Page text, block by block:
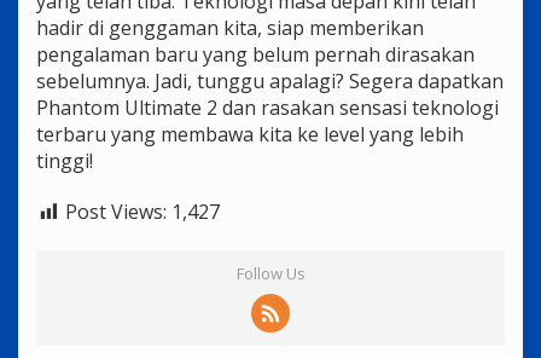
hadir di genggaman kita, siap memberikan
pengalaman baru yang belum pernah dirasakan
sebelumnya. Jadi, tunggu apalagi? Segera dapatkan
Phantom Ultimate 2 dan rasakan sensasi teknologi
terbaru yang membawa kita ke level yang lebih
tinggi!
Post Views: 1,427
Follow Us